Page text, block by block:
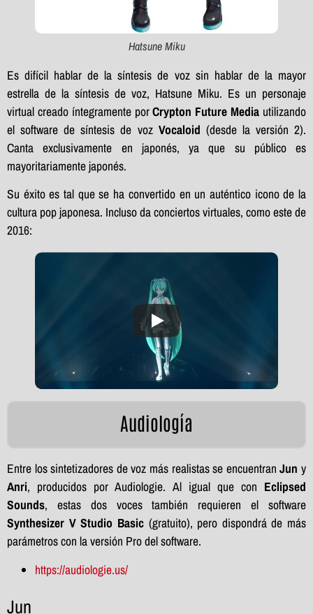
Hatsune Miku
Es difícil hablar de la síntesis de voz sin hablar de la mayor
estrella de la síntesis de voz, Hatsune Miku. Es un personaje
virtual creado íntegramente porCrypton Future Media utilizando
el software de síntesis de voz Vocaloid (desde la versión 2).
Canta exclusivamente en japonés, ya que su público es
mayoritariamente japonés.
Su éxito es tal que se ha convertido en un auténtico icono de la
cultura pop japonesa. Incluso da conciertos virtuales, como este de
2016:
Audiología
Entre los sintetizadores de voz más realistas se encuentranJun y
Anri, producidos por Audiologie. Al igual que con Eclipsed
Sounds, estas dos voces también requieren el software
Synthesizer V Studio Basic(gratuito), pero dispondrá de más
parámetros con la versión Pro del software.
https://audiologie.us/
Jun